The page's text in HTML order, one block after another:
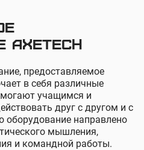
AxeTech
предоставляемое
в себя различные
учащимся и
друг с другом и с
направлено
мышления,
и командной работы.